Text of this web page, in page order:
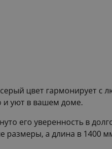
цвет гармонирует с
и уют в вашем доме.
его уверенность в
размеры, а длина в 1400